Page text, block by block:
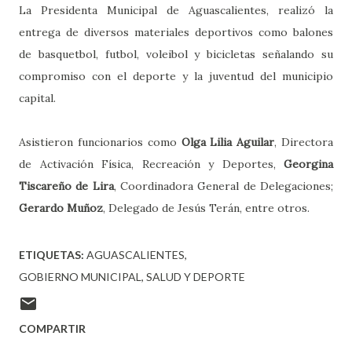
La Presidenta Municipal de Aguascalientes, realizó la
entrega de diversos materiales deportivos como balones
de basquetbol, futbol, voleibol y bicicletas señalando su
compromiso con el deporte y la juventud del municipio
capital.
Asistieron funcionarios como Olga Lilia Aguilar, Directora
de Activación Física, Recreación y Deportes, Georgina
Tiscareño de Lira, Coordinadora General de Delegaciones;
Gerardo Muñoz, Delegado de Jesús Terán, entre otros.
ETIQUETAS: AGUASCALIENTES
GOBIERNO MUNICIPAL SALUD Y DEPORTE
COMPARTIR